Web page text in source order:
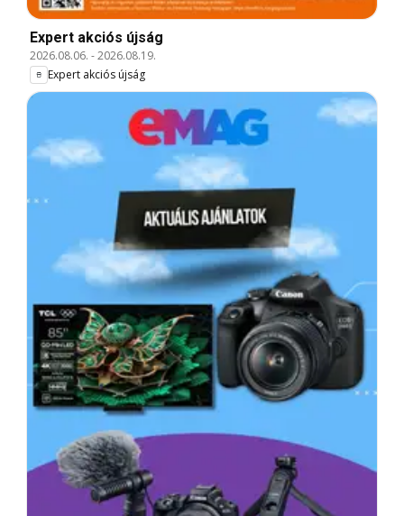
Expert akciós újság
2026.08.06. -2026.08.19.
Expert akciós újság